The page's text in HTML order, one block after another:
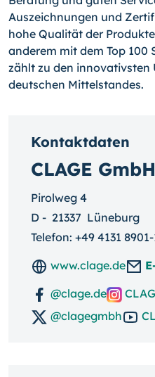
Auszeichnungen und
hohe Qualität der
anderem mit dem Top 100
zählt zu den innovativsten
deutschen Mittelstandes.
Kontaktdaten
CLAGE GmbH
Pirolweg 4
D - 21337 Lüneburg
Telefon: +49 4131
www.clage.de
@clage.de
@clagegmbh